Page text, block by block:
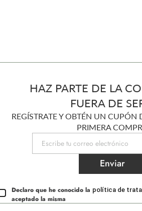
HAZ PARTE DE LA
FUERA DE
REGÍSTRATE Y OBTÉN UN CUPÓN
PRIMERA
Enviar
Declaro que he conocido la política de
aceptado la misma